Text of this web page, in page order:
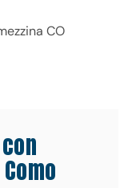
CO